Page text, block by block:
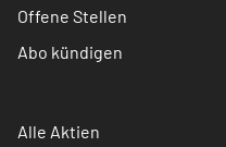
Offene Stellen
Abo kündigen
Alle Aktien